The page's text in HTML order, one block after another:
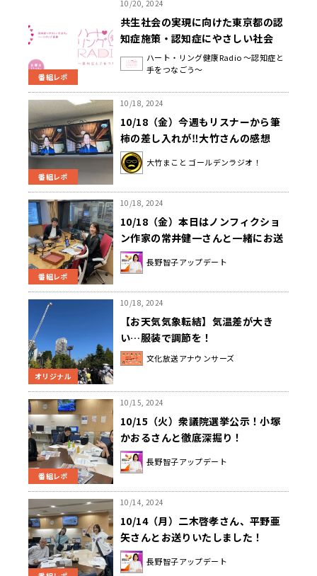
番組レポ
10/20, 2024
共生社会の実現に向けた東京都の認
知症施策・認知症にやさしい社会
『ハート・リング健康Radio～認知
症と手をつなごう〜 』
ハート・リング健康Radio ～認知症と
手をつなごう～
番組レポ
10/18, 2024
10/18（金）今週もリスナーから筆
柿の差し入れが‼大竹さんの感想
は？？ゲストは教育研究者の鈴木大
裕さんでした！
大竹まこと ゴールデンラジオ！
番組レポ
10/18, 2024
10/18（金）本日はノンフィクショ
ン作家の常井健一さんと一緒にお送
りしました！
長野智子アップデート
オリジナル
10/18, 2024
【お天気気象転結】気温差が大き
い…服装で調節を！
文化放送アナウンサーズ
番組レポ
10/15, 2024
10/15（火）衆議院選挙公示！小塚
かおるさんと徹底深掘り！
長野智子アップデート
10/14, 2024
10/14（月）二木啓孝さん、平野亜
矢さんとお送りいたしました！
長野智子アップデート